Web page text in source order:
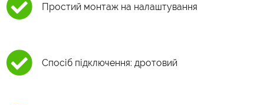
Простий монтаж на налаштування
Спосіб підключення: дротовий